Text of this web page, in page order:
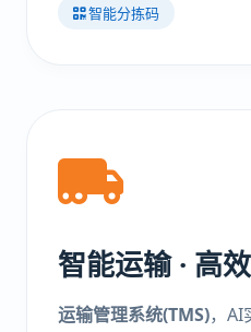
智能分拣码
智能运输 · 高
运输管理系统(TMS)，AI